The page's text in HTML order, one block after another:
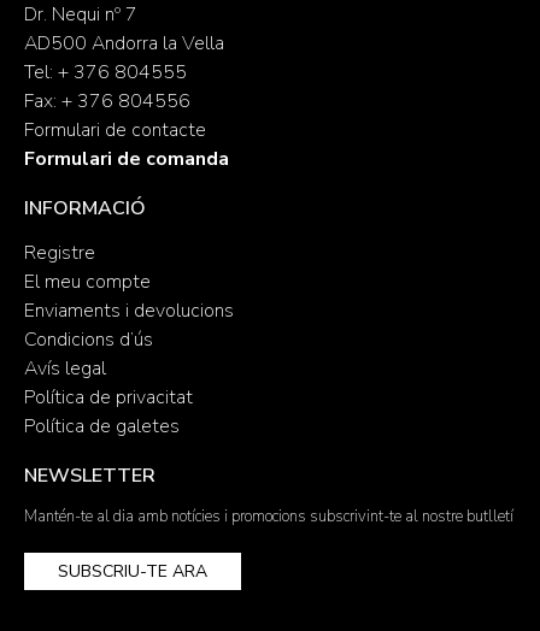
Dr. Nequi nº 7
AD500 Andorra la Vella
Tel: + 376 804555
Fax: + 376 804556
Formulari de contacte
Formulari de comanda
INFORMACIÓ
Registre
El meu compte
Enviaments i devolucions
Condicions d’ús
Avís legal
Política de privacitat
Política de galetes
NEWSLETTER
Mantén-te al dia amb notícies i promocions subscrivint-te al nostre butlletí
SUBSCRIU-TE ARA